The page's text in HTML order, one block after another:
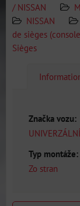
/ NISSAN
NISSAN
de sièges
Sièges
Značka vozu:
UNIVERZÁLNÍ
Typ montáže:
Zo stran